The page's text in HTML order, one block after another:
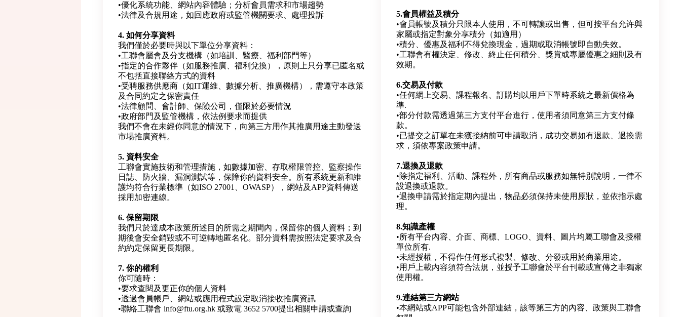
•優化系統功能、網站內容體驗；分析會員需求和市場趨勢
•法律及合規用途，如回應政府或監管機關要求、處理投訴
4. 如何分享資料
我們僅於必要時與以下單位分享資料：
•工聯會屬會及分支機構（如培訓、醫療、福利部門等）
•指定的合作夥伴（如服務推廣、福利兌換），原則上只分享已匿名或
不包括直接聯絡方式的資料
•受聘服務供應商（如IT運維、數據分析、推廣機構），需遵守本政策
及合同約定之保密責任
•法律顧問、會計師、保險公司，僅限於必要情況
•政府部門及監管機構，依法例要求而提供
我們不會在未經你同意的情況下，向第三方用作其推廣用途主動發送
市場推廣資料。
5. 資料安全
工聯會實施技術和管理措施，如數據加密、存取權限管控、監察操作
日誌、防火牆、漏洞測試等，保障你的資料安全。所有系統更新和維
護均符合行業標準（如ISO 27001、OWASP），網站及APP資料傳送
採用加密連線。
6. 保留期限
我們只於達成本政策所述目的所需之期間內，保留你的個人資料；到
期後會安全銷毀或不可逆轉地匿名化。部分資料需按照法定要求及合
約約定保留更長期限。
7. 你的權利
你可隨時：
•要求查閱及更正你的個人資料
•透過會員帳戶、網站或應用程式設定取消接收推廣資訊
•聯絡工聯會 info@ftu.org.hk 或致電 3652 5700提出相關申請或查詢
5.會員權益及積分
•會員帳號及積分只限本人使用，不可轉讓或出售，但可按平台允许與
家屬或指定對象分享積分（如適用）
•積分、優惠及福利不得兌換現金，過期或取消帳號即自動失效。
•工聯會有權決定、修改、終止任何積分、獎賞或專屬優惠之細則及有
效期。
6.交易及付款
•任何網上交易、課程報名、訂購均以用戶下單時系統之最新價格為
準.
•部分付款需透過第三方支付平台進行，使用者須同意第三方支付條
款。
•已提交之訂單在未獲接納前可申請取消，成功交易如有退款、退換需
求，須依專案政策申請。
7.退換及退款
•除指定福利、活動、課程外，所有商品或服務如無特別說明，一律不
設退換或退款。
•退換申請需於指定期內提出，物品必須保持未使用原狀，並依指示處
理。
8.知識產權
•所有平台內容、介面、商標、LOGO、資料、圖片均屬工聯會及授權
單位所有.
•未經授權，不得作任何形式複製、修改、分發或用於商業用途。
•用戶上載內容須符合法規，並授予工聯會於平台刊載或宣傳之非獨家
使用權。
9.連結第三方網站
•本網站或APP可能包含外部連結，該等第三方的內容、政策與工聯會